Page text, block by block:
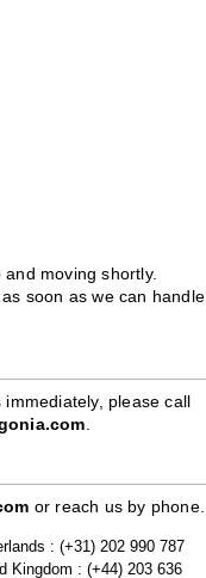
moving shortly.
soon as we can handle
please call
.
or reach us by phone.
: (+31) 202 990 787
Kingdom : (+44) 203 636